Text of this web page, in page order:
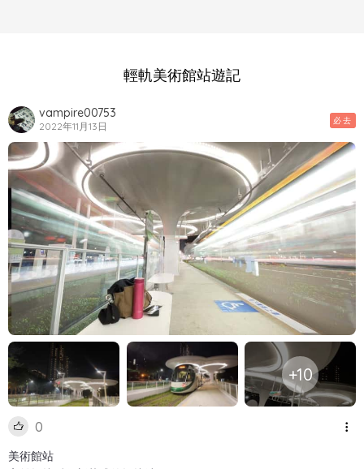
輕軌美術館站遊記
vampire00753
2022年11月13日 必去
+10
0
美術館站